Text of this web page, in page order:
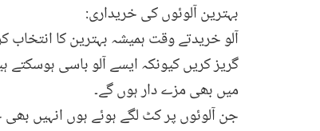
بہترین آلوئوں کی خریداری:
آلو خریدتے وقت ہمیشہ بہترین کا انتخاب
گریز کریں کیونکہ ایسے آلو باسی
میں بھی مزے دار ہوں گے۔
جن آلوئوں پر کٹ لگے ہوئے ہوں انہیں